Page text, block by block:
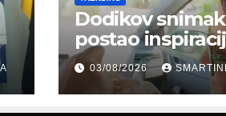
Dodikov snimak
postao
šale: Građani
parodiju poslali
poruku
03/08/2026